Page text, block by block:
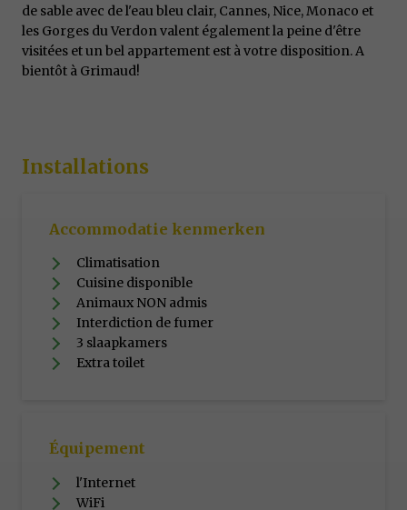
de sable avec de l'eau bleu clair, Cannes, Nice, Monaco et
les Gorges du Verdon valent également la peine d'être
visitées et un bel appartement est à votre disposition. A
bientôt à Grimaud!
Installations
Accommodatie kenmerken
Climatisation
Cuisine disponible
Animaux NON admis
Interdiction de fumer
3 slaapkamers
Extra toilet
Équipement
l'Internet
WiFi